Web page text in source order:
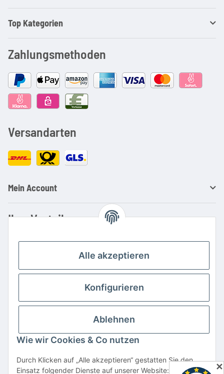
Top Kategorien
Zahlungsmethoden
Versandarten
Mein Account
Ihre Vorteile
Kauf auf Rechnung
Große Auswahl an Netzteilen und Ladegeräten
Schnelle Lieferung
Hohe Lagerverfügbarkeit
Vertrag widerrufen
Alle akzeptieren
Konfigurieren
Ablehnen
Wie wir Cookies & Co nutzen
Durch Klicken auf „Alle akzeptieren“ gestatten Sie den
Einsatz folgender Dienste auf unserer Website: YouTube,
✕